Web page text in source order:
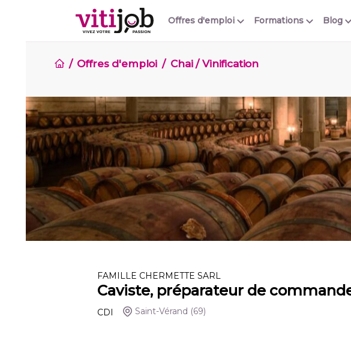
Offres d'emploi Blog
Formations
Offres d'emploi Chai / Vinification
FAMILLE CHERMETTE SARL
Caviste, préparateur de
CDI Saint-Vérand (69)